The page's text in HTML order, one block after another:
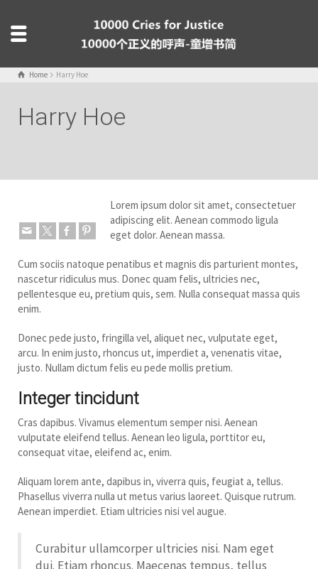
Home Harry Hoe
Harry Hoe
Lorem ipsum dolor sit amet, consectetuer
adipiscing elit. Aenean commodo ligula
eget dolor. Aenean massa.
Cum sociis natoque penatibus et magnis dis parturient montes,
nascetur ridiculus mus. Donec quam felis, ultricies nec,
pellentesque eu, pretium quis, sem. Nulla consequat massa quis
enim.
Donec pede justo, fringilla vel, aliquet nec, vulputate eget,
arcu. In enim justo, rhoncus ut, imperdiet a, venenatis vitae,
justo. Nullam dictum felis eu pede mollis pretium.
Integer tincidunt
Cras dapibus. Vivamus elementum semper nisi. Aenean
vulputate eleifend tellus. Aenean leo ligula, porttitor eu,
consequat vitae, eleifend ac, enim.
Aliquam lorem ante, dapibus in, viverra quis, feugiat a, tellus.
Phasellus viverra nulla ut metus varius laoreet. Quisque rutrum.
Aenean imperdiet. Etiam ultricies nisi vel augue.
Curabitur ullamcorper ultricies nisi. Nam eget
dui. Etiam rhoncus. Maecenas tempus, tellus